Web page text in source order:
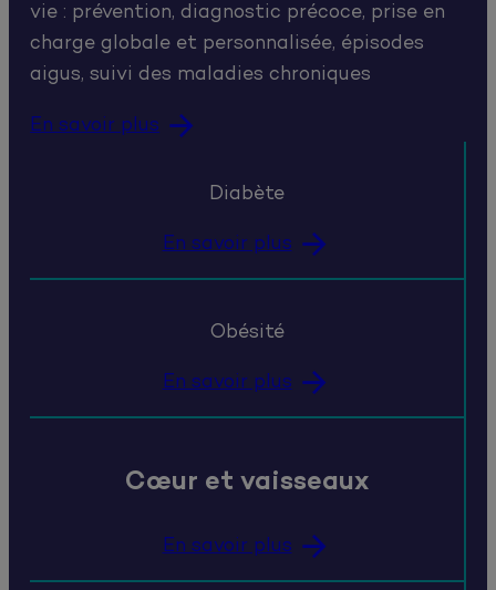
vie : prévention, diagnostic précoce, prise en
charge globale et personnalisée, épisodes
aigus, suivi des maladies chroniques
En savoir plus
Diabète
En savoir plus
Obésité
En savoir plus
Cœur et vaisseaux
En savoir plus